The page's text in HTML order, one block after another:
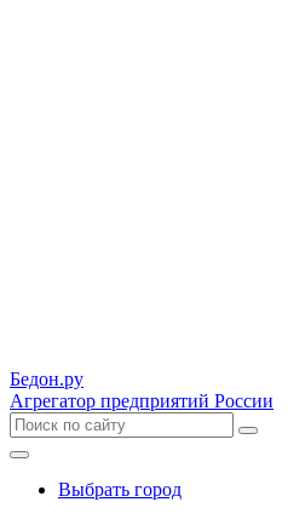
Бедон.ру
Агрегатор предприятий России
Выбрать город